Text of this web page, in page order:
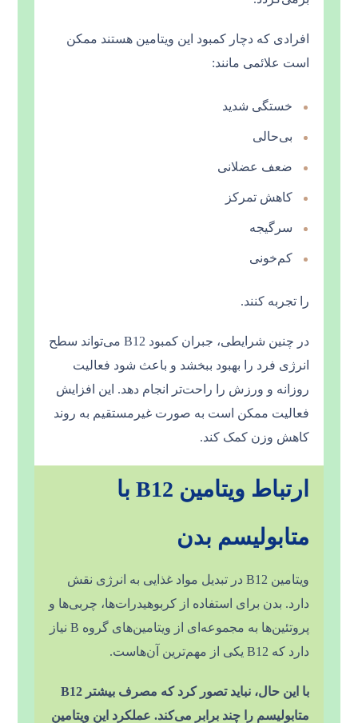
افرادی که دچار کمبود این ویتامین هستند ممکن
است علائمی مانند:
خستگی شدید
بی‌حالی
ضعف عضلانی
کاهش تمرکز
سرگیجه
کم‌خونی
را تجربه کنند.
در چنین شرایطی، جبران کمبود B12 می‌تواند سطح
انرژی فرد را بهبود ببخشد و باعث شود فعالیت
روزانه و ورزش را راحت‌تر انجام دهد. این افزایش
فعالیت ممکن است به صورت غیرمستقیم به روند
کاهش وزن کمک کند.
ارتباط ویتامین B12 با
متابولیسم بدن
ویتامین B12 در تبدیل مواد غذایی به انرژی نقش
دارد. بدن برای استفاده از کربوهیدرات‌ها، چربی‌ها و
پروتئین‌ها به مجموعه‌ای از ویتامین‌های گروه B نیاز
دارد که B12 یکی از مهم‌ترین آن‌هاست.
با این حال، نباید تصور کرد که مصرف بیشتر B12
متابولیسم را چند برابر می‌کند. عملکرد این ویتامین